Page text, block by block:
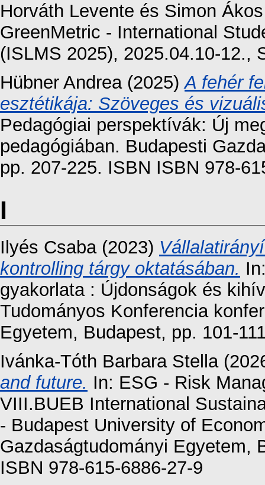
Horváth Levente és Simon Ákos
GreenMetric - International
(ISLMS 2025), 2025.04.10-12.,
Hübner Andrea(2025)A fehér
esztétikája: Szöveges és
Pedagógiai perspektívák: Új
pedagógiában. Budapesti
pp. 207-225. ISBN ISBN 978-
I
Ilyés Csaba(2023)
kontrolling tárgy oktatásában.
gyakorlata : Újdonságok és
Tudományos Konferencia
Egyetem, Budapest, pp. 101-
Ivánka-Tóth Barbara Stella
and future. In: ESG - Risk
VIII.BUEB International
- Budapest University of
Gazdaságtudományi Egyetem,
ISBN 978-615-6886-27-9